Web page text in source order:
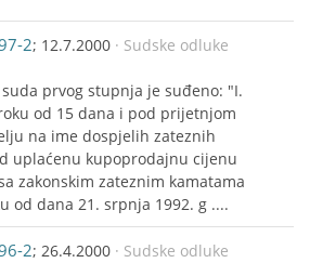
2; 12.7.2000 · Sudske odluke
prvog stupnja je suđeno: "I.
od 15 dana i pod prijetnjom
na ime dospjelih zateznih
uplaćenu kupoprodajnu cijenu
zakonskim zateznim kamatama
od dana 21. srpnja 1992. g ....
2; 26.4.2000 · Sudske odluke